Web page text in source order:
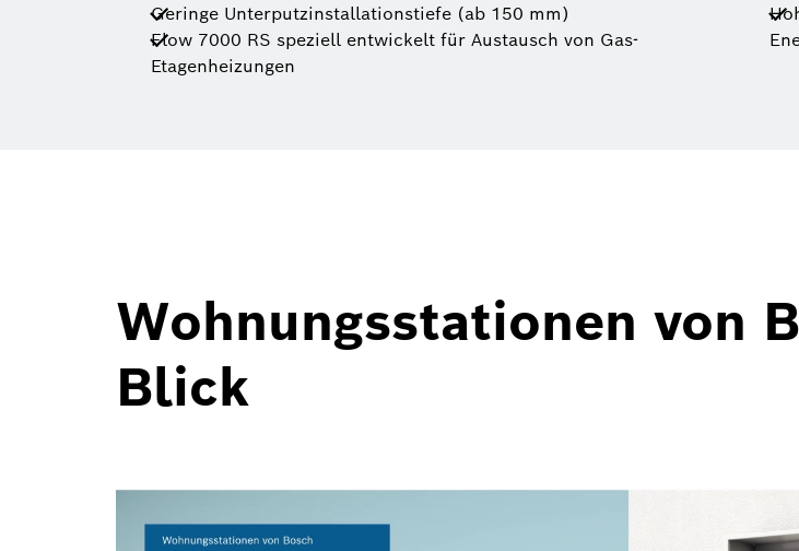
Geringe Unterputzinstallationstiefe (ab 150 mm)
Flow 7000 RS speziell entwickelt für Austausch von Gas-
Etagenheizungen
Wohnungsstationen von
Blick